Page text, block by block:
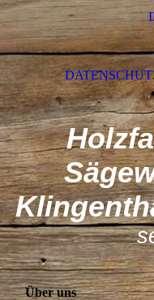
Über uns